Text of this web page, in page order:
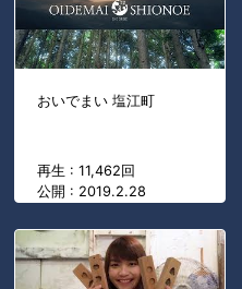
おいでまい 塩江町
再生 : 11,462回
公開 : 2019.2.28